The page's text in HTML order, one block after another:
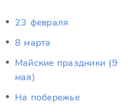
23 февраля
8 марта
Майские праздники (9
мая)
На побережье